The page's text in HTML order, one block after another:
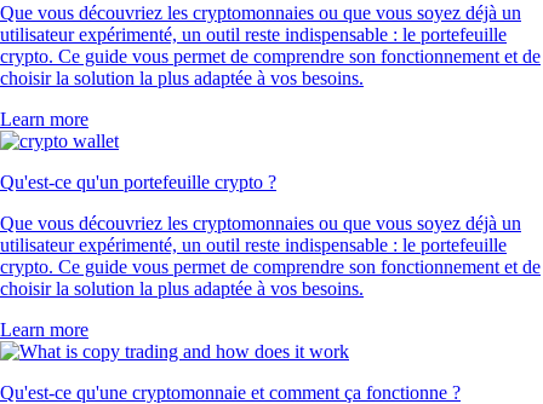
Que vous découvriez les cryptomonnaies ou que vous soyez déjà un
utilisateur expérimenté, un outil reste indispensable : le portefeuille
crypto. Ce guide vous permet de comprendre son fonctionnement et de
choisir la solution la plus adaptée à vos besoins.
Learn more
Qu'est-ce qu'un portefeuille crypto ?
Que vous découvriez les cryptomonnaies ou que vous soyez déjà un
utilisateur expérimenté, un outil reste indispensable : le portefeuille
crypto. Ce guide vous permet de comprendre son fonctionnement et de
choisir la solution la plus adaptée à vos besoins.
Learn more
Qu'est-ce qu'une cryptomonnaie et comment ça fonctionne ?